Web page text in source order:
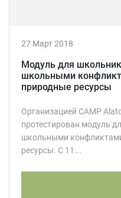
27 Март 2018
Модуль для
школьными
природные ресурсы
Организацией CAMP
протестирован модуль
школьными
ресурсы. С 11...